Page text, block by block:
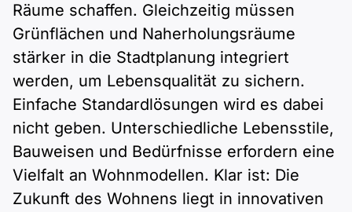
Räume schaffen. Gleichzeitig müssen
Grünflächen und Naherholungsräume
stärker in die Stadtplanung integriert
werden, um Lebensqualität zu sichern.
Einfache Standardlösungen wird es dabei
nicht geben. Unterschiedliche Lebensstile,
Bauweisen und Bedürfnisse erfordern eine
Vielfalt an Wohnmodellen. Klar ist: Die
Zukunft des Wohnens liegt in innovativen